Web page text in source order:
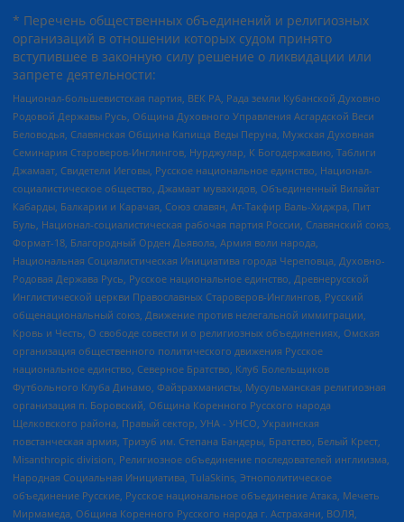
* Перечень общественных объединений и религиозных
организаций в отношении которых судом принято
вступившее в законную силу решение о ликвидации или
запрете деятельности:
Национал-большевистская партия, ВЕК РА, Рада земли Кубанской Духовно
Родовой Державы Русь, Община Духовного Управления Асгардской Веси
Беловодья, Славянская Община Капища Веды Перуна, Мужская Духовная
Семинария Староверов-Инглингов, Нурджулар, К Богодержавию, Таблиги
Джамаат, Свидетели Иеговы, Русское национальное единство, Национал-
социалистическое общество, Джамаат мувахидов, Объединенный Вилайат
Кабарды, Балкарии и Карачая, Союз славян, Ат-Такфир Валь-Хиджра, Пит
Буль, Национал-социалистическая рабочая партия России, Славянский союз,
Формат-18, Благородный Орден Дьявола, Армия воли народа,
Национальная Социалистическая Инициатива города Череповца, Духовно-
Родовая Держава Русь, Русское национальное единство, Древнерусской
Инглистической церкви Православных Староверов-Инглингов, Русский
общенациональный союз, Движение против нелегальной иммиграции,
Кровь и Честь, О свободе совести и о религиозных объединениях, Омская
организация общественного политического движения Русское
национальное единство, Северное Братство, Клуб Болельщиков
Футбольного Клуба Динамо, Файзрахманисты, Мусульманская религиозная
организация п. Боровский, Община Коренного Русского народа
Щелковского района, Правый сектор, УНА - УНСО, Украинская
повстанческая армия, Тризуб им. Степана Бандеры, Братство, Белый Крест,
Misanthropic division, Религиозное объединение последователей инглиизма,
Народная Социальная Инициатива, TulaSkins, Этнополитическое
объединение Русские, Русское национальное объединение Атака, Мечеть
Мирмамеда, Община Коренного Русского народа г. Астрахани, ВОЛЯ,